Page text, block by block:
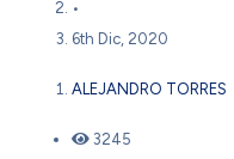
•
6th Dic, 2020
ALEJANDRO TORRES
3245